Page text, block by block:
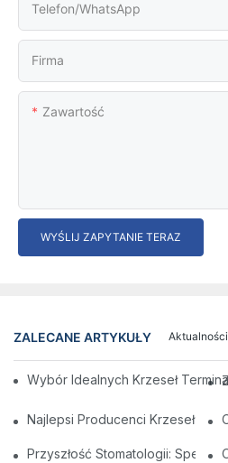
Telefon/WhatsApp
Firma
Zawartość
WYŚLIJ ZAPYTANIE TERAZ
ZALECANE ARTYKUŁY Aktualności
Wybór Idealnych Krzeseł
Najlepsi Producenci Krzeseł
Przyszłość Stomatologii: